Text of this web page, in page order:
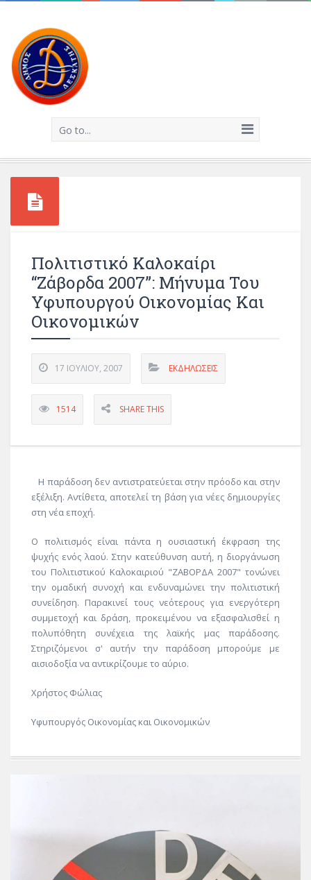
Go to...
Πολιτιστικό Καλοκαίρι
“Ζάβορδα 2007”: Μήνυμα Του
Υφυπουργού Οικονομίας Και
Οικονομικών
17 ΙΟΥΛΊΟΥ, 2007 ΕΚΔΗΛΏΣΕΙΣ
1514 SHARE THIS
Η παράδοση δεν αντιστρατεύεται στην πρόοδο και στην
εξέλιξη. Αντίθετα, αποτελεί τη βάση για νέες δημιουργίες
στη νέα εποχή.
Ο πολιτισμός είναι πάντα η ουσιαστική έκφραση της
ψυχής ενός λαού. Στην κατεύθυνση αυτή, η διοργάνωση
του Πολιτιστικού Καλοκαιριού "ΖΑΒΟΡΔΑ 2007" τονώνει
την ομαδική συνοχή και ενδυναμώνει την πολιτιστική
συνείδηση. Παρακινεί τους νεότερους για ενεργότερη
συμμετοχή και δράση, προκειμένου να εξασφαλισθεί η
πολυπόθητη συνέχεια της λαϊκής μας παράδοσης.
Στηριζόμενοι σ' αυτήν την παράδοση μπορούμε με
αισιοδοξία να αντικρίζουμε το αύριο.
Χρήστος Φώλιας
Υφυπουργός Οικονομίας και Οικονομικών